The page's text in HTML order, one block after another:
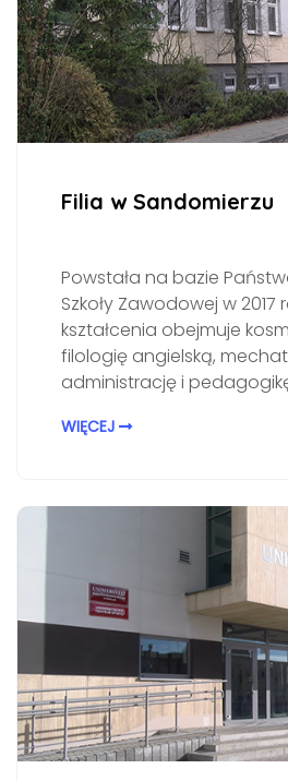
Filia w Sandomierzu
Powstała na bazie
Szkoły Zawodowej w 2017
kształcenia obejmuje
filologię angielską,
administrację i
WIĘCEJ